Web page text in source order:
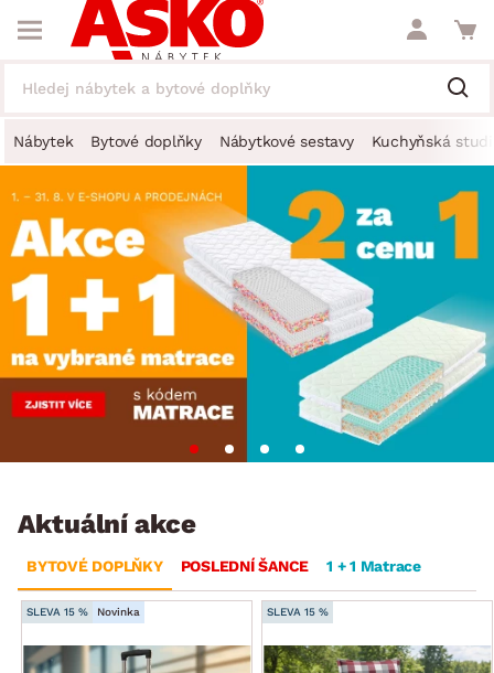
Nábytek Bytové doplňky Nábytkové sestavy Kuchyňská
Aktuální akce
BYTOVÉ DOPLŇKY POSLEDNÍ ŠANCE 1 + 1 Matrace
SLEVA 15 % Novinka SLEVA 15 %